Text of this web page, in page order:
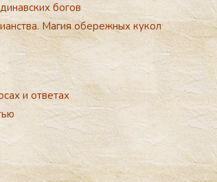
богов
Магия обережных кукол
и ответах